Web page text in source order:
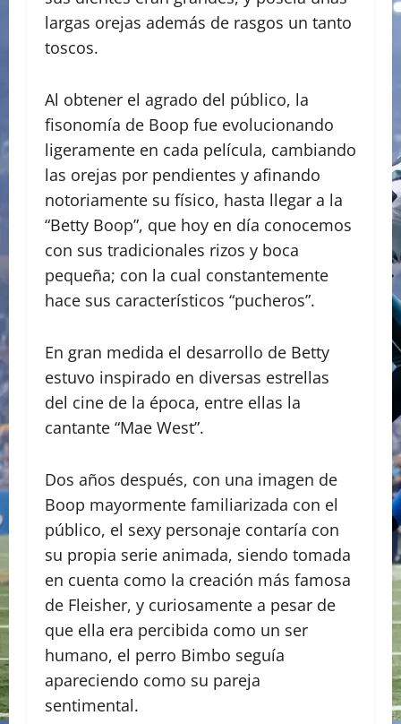
largas orejas además de rasgos un tanto
toscos.
Al obtener el agrado del público, la
fisonomía de Boop fue evolucionando
ligeramente en cada película, cambiando
las orejas por pendientes y afinando
notoriamente su físico, hasta llegar a la
“Betty Boop”, que hoy en día conocemos
con sus tradicionales rizos y boca
pequeña; con la cual constantemente
hace sus característicos “pucheros”.
En gran medida el desarrollo de Betty
estuvo inspirado en diversas estrellas
del cine de la época, entre ellas la
cantante “Mae West”.
Dos años después, con una imagen de
Boop mayormente familiarizada con el
público, el sexy personaje contaría con
su propia serie animada, siendo tomada
en cuenta como la creación más famosa
de Fleisher, y curiosamente a pesar de
que ella era percibida como un ser
humano, el perro Bimbo seguía
apareciendo como su pareja
sentimental.